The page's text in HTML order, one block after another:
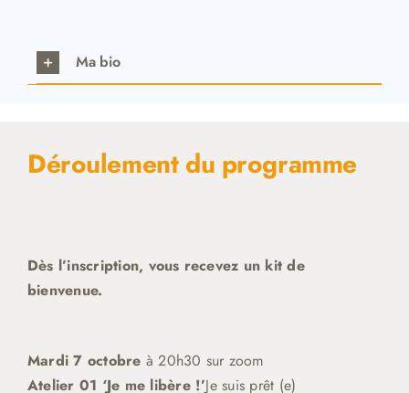
Ma bio
Déroulement du programme
Dès l’inscription, vous recevez un kit de
bienvenue.
Mardi 7 octobre à 20h30 sur zoom
Atelier 01 ‘Je me libère !’Je suis prêt (e)